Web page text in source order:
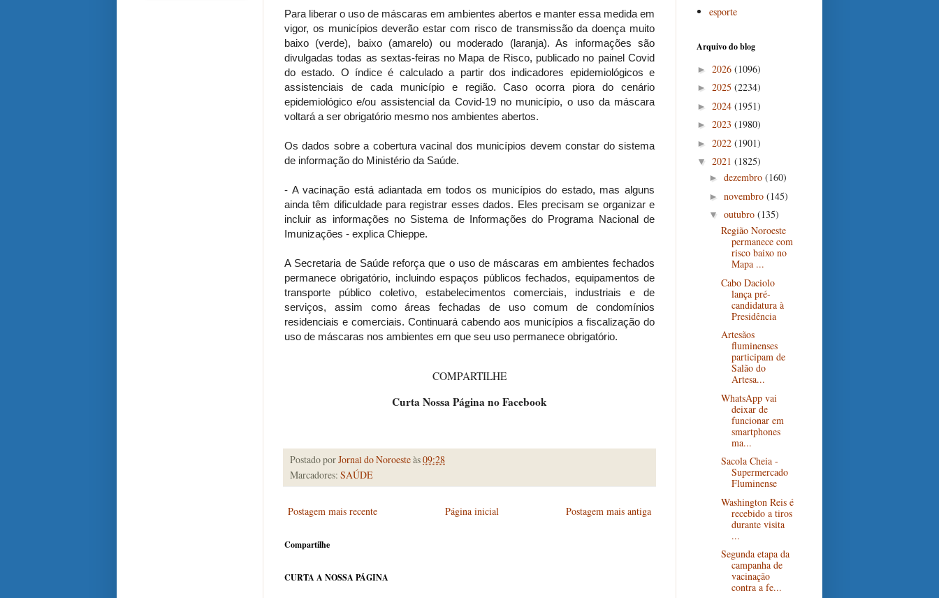
Para liberar o uso de máscaras em ambientes abertos e manter essa medida em
vigor, os municípios deverão estar com risco de transmissão da doença muito
baixo (verde), baixo (amarelo) ou moderado (laranja). As informações são
divulgadas todas as sextas-feiras no Mapa de Risco, publicado no painel Covid
do estado. O índice é calculado a partir dos indicadores epidemiológicos e
assistenciais de cada município e região. Caso ocorra piora do cenário
epidemiológico e/ou assistencial da Covid-19 no município, o uso da máscara
voltará a ser obrigatório mesmo nos ambientes abertos.
Os dados sobre a cobertura vacinal dos municípios devem constar do sistema
de informação do Ministério da Saúde.
- A vacinação está adiantada em todos os municípios do estado, mas alguns
ainda têm dificuldade para registrar esses dados. Eles precisam se organizar e
incluir as informações no Sistema de Informações do Programa Nacional de
Imunizações - explica Chieppe.
A Secretaria de Saúde reforça que o uso de máscaras em ambientes fechados
permanece obrigatório, incluindo espaços públicos fechados, equipamentos de
transporte público coletivo, estabelecimentos comerciais, industriais e de
serviços, assim como áreas fechadas de uso comum de condomínios
residenciais e comerciais. Continuará cabendo aos municípios a fiscalização do
uso de máscaras nos ambientes em que seu uso permanece obrigatório.
COMPARTILHE
Curta Nossa Página no Facebook
Postado porJornal do Noroesteàs09:28
Marcadores: SAÚDE
Postagem mais recente Postagem mais antiga
Página inicial
Compartilhe
CURTA A NOSSA PÁGINA
esporte
Arquivo do blog
► 2026 (1096)
► 2025 (2234)
► 2024 (1951)
► 2023 (1980)
► 2022 (1901)
▼ 2021 (1825)
► dezembro (160)
► novembro (145)
▼ outubro (135)
Região Noroeste
permanece com
risco baixo no
Mapa ...
Cabo Daciolo
lança pré-
candidatura à
Presidência
Artesãos
fluminenses
participam de
Salão do
Artesa...
WhatsApp vai
deixar de
funcionar em
smartphones
ma...
Sacola Cheia -
Supermercado
Fluminense
Washington Reis é
recebido a tiros
durante visita
...
Segunda etapa da
campanha de
vacinação
contra a fe...